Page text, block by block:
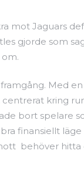
mot Jaguars
gjorde som
Med
kring
bort spelare
finansiellt
behöver